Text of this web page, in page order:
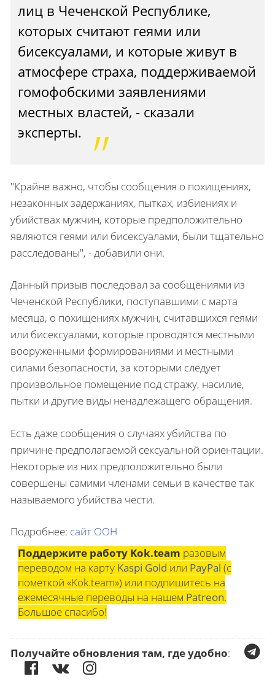
лиц в Чеченской Республике,
которых считают геями или
бисексуалами, и которые живут в
атмосфере страха, поддерживаемой
гомофобскими заявлениями
местных властей, - сказали
эксперты.
"Крайне важно, чтобы сообщения о похищениях,
незаконных задержаниях, пытках, избиениях и
убийствах мужчин, которые предположительно
являются геями или бисексуалами, были тщательно
расследованы", - добавили они.
Данный призыв последовал за сообщениями из
Чеченской Республики, поступавшими с марта
месяца, о похищениях мужчин, считавшихся геями
или бисексуалами, которые проводятся местными
вооруженными формированиями и местными
силами безопасности, за которыми следует
произвольное помещение под стражу, насилие,
пытки и другие виды ненадлежащего обращения.
Есть даже сообщения о случаях убийства по
причине предполагаемой сексуальной ориентации.
Некоторые из них предположительно были
совершены самими членами семьи в качестве так
называемого убийства чести.
Подробнее: сайт ООН
Поддержите работу Kok.team разовым
переводом на карту Kaspi Gold или PayPal (с
пометкой «Kok.team») или подпишитесь на
ежемесячные переводы на нашем Patreon.
Большое спасибо!
Получайте обновления там, где удобно: